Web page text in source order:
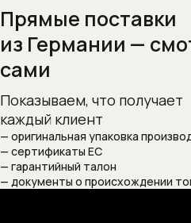
положений
Запорные вентили
вентилей
Изливы для смесителей
Изливы для наполнения
Прямые поставки
из Германии —
сами
Показываем, что получает
каждый клиент
— оригинальная упаковка
— сертификаты ЕС
— гарантийный талон
— документы о происхождении